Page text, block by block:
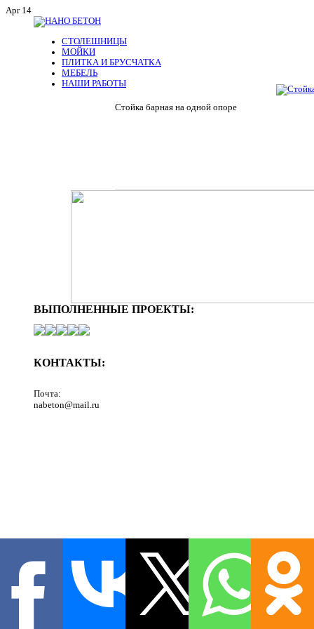
Apr 14
СТОЛЕШНИЦЫ
МОЙКИ
ПЛИТКА И БРУСЧАТКА
МЕБЕЛЬ
НАШИ РАБОТЫ
Стойка барная на одной опоре
ВЫПОЛНЕННЫЕ ПРОЕКТЫ:
КОНТАКТЫ:
Почта:
nabeton@mail.ru